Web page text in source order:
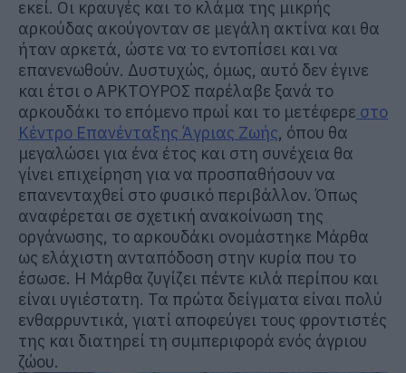
εκεί. Οι κραυγές και το κλάμα της μικρής
αρκούδας ακούγονταν σε μεγάλη ακτίνα και θα
ήταν αρκετά, ώστε να το εντοπίσει και να
επανενωθούν. Δυστυχώς, όμως, αυτό δεν έγινε
και έτσι ο ΑΡΚΤΟΥΡΟΣ παρέλαβε ξανά το
αρκουδάκι το επόμενο πρωί και το μετέφερε στο
Κέντρο Επανένταξης Άγριας Ζωής, όπου θα
μεγαλώσει για ένα έτος και στη συνέχεια θα
γίνει επιχείρηση για να προσπαθήσουν να
επανενταχθεί στο φυσικό περιβάλλον. Όπως
αναφέρεται σε σχετική ανακοίνωση της
οργάνωσης, το αρκουδάκι ονομάστηκε Μάρθα
ως ελάχιστη ανταπόδοση στην κυρία που το
έσωσε. Η Μάρθα ζυγίζει πέντε κιλά περίπου και
είναι υγιέστατη. Τα πρώτα δείγματα είναι πολύ
ενθαρρυντικά, γιατί αποφεύγει τους φροντιστές
της και διατηρεί τη συμπεριφορά ενός άγριου
ζώου.